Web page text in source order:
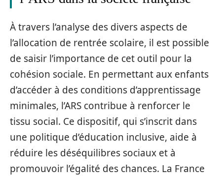
À travers l’analyse des divers aspects de
l’allocation de rentrée scolaire, il est possible
de saisir l’importance de cet outil pour la
cohésion sociale. En permettant aux enfants
d’accéder à des conditions d’apprentissage
minimales, l’ARS contribue à renforcer le
tissu social. Ce dispositif, qui s’inscrit dans
une politique d’éducation inclusive, aide à
réduire les déséquilibres sociaux et à
promouvoir l’égalité des chances. La France